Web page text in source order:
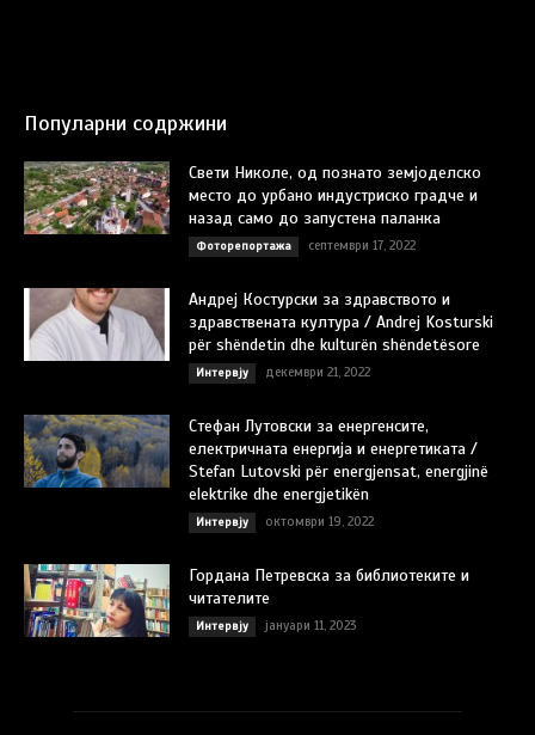
Популарни содржини
Свети Николе, од познато земјоделско
место до урбано индустриско градче и
назад само до запустена паланка
Фоторепортажа септември 17, 2022
Андреј Костурски за здравството и
здравствената култура / Andrej Kosturski
për shëndetin dhe kulturën shëndetësore
Интервју декември 21, 2022
Стефан Лутовски за енергенсите,
електричната енергија и енергетиката /
Stefan Lutovski për energjensat, energjinë
elektrike dhe energjetikën
Интервју октомври 19, 2022
Гордана Петревска за библиотеките и
читателите
Интервју јануари 11, 2023